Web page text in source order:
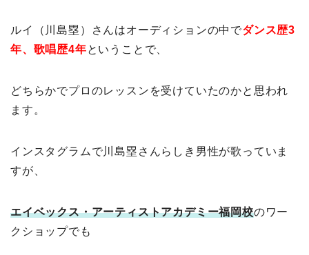
ルイ（川島塁）さんはオーディションの中でダンス歴3
年、歌唱歴4年ということで、
どちらかでプロのレッスンを受けていたのかと思われ
ます。
インスタグラムで川島塁さんらしき男性が歌っていま
すが、
エイベックス・アーティストアカデミー福岡校のワー
クショップでも